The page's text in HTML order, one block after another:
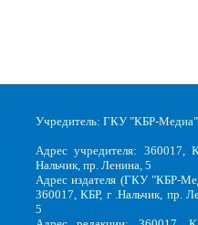
Учредитель: ГКУ "КБР-Медиа"
Адрес учредителя: 360017,
Нальчик, пр. Ленина, 5
Адрес издателя (ГКУ "КБР-
360017, КБР, г .Нальчик, пр.
5